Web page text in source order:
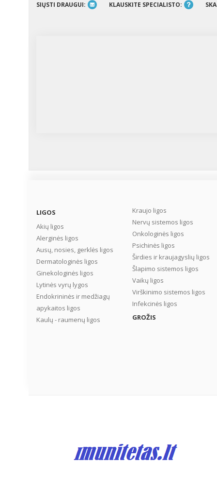
SIŲSTI DRAUGUI: KLAUSKITE SPECIALISTO:
LIGOS
Akių ligos
Alerginės ligos
Ausų, nosies, gerklės ligos
Dermatologinės ligos
Ginekologinės ligos
Lytinės vyrų lygos
Endokrininės ir medžiagų
apykaitos ligos
Kaulų - raumenų ligos
Kraujo ligos
Nervų sistemos ligos
Onkologinės ligos
Psichinės ligos
Širdies ir kraujagyslių ligos
Šlapimo sistemos ligos
Vaikų ligos
Virškinimo sistemos ligos
Infekcinės ligos
GROŽIS